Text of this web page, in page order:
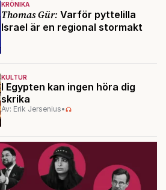
KRÖNIKA
Thomas Gür: Varför pyttelilla
Israel är en regional stormakt
KULTUR
I Egypten kan ingen höra dig
skrika
Av: Erik Jersenius•